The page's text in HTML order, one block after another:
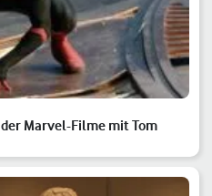
Marvel-Filme mit Tom